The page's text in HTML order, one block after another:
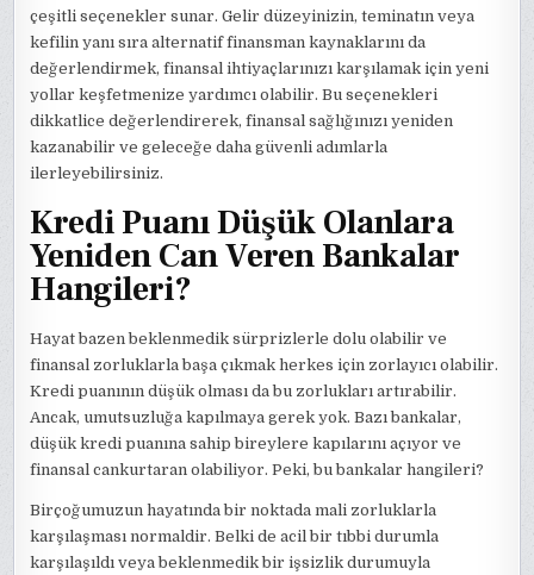
çeşitli seçenekler sunar. Gelir düzeyinizin, teminatın veya
kefilin yanı sıra alternatif finansman kaynaklarını da
değerlendirmek, finansal ihtiyaçlarınızı karşılamak için yeni
yollar keşfetmenize yardımcı olabilir. Bu seçenekleri
dikkatlice değerlendirerek, finansal sağlığınızı yeniden
kazanabilir ve geleceğe daha güvenli adımlarla
ilerleyebilirsiniz.
Kredi Puanı Düşük Olanlara
Yeniden Can Veren Bankalar
Hangileri?
Hayat bazen beklenmedik sürprizlerle dolu olabilir ve
finansal zorluklarla başa çıkmak herkes için zorlayıcı olabilir.
Kredi puanının düşük olması da bu zorlukları artırabilir.
Ancak, umutsuzluğa kapılmaya gerek yok. Bazı bankalar,
düşük kredi puanına sahip bireylere kapılarını açıyor ve
finansal cankurtaran olabiliyor. Peki, bu bankalar hangileri?
Birçoğumuzun hayatında bir noktada mali zorluklarla
karşılaşması normaldir. Belki de acil bir tıbbi durumla
karşılaşıldı veya beklenmedik bir işsizlik durumuyla